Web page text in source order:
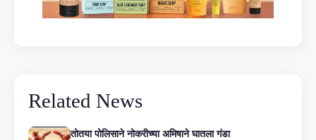
Related News
तोतया पोलिसाने नोकरीच्या अमिषाने घातला गंडा